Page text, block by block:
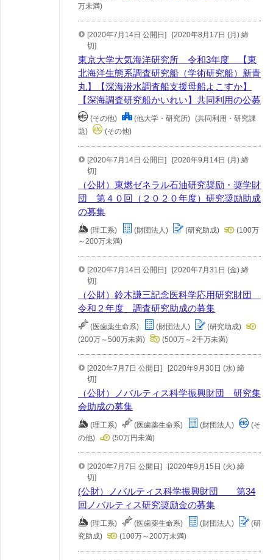
万未満)
[2020年7月14日 公開日]
[2020年8月17日 (月) 締
切]
東京大学大気海洋研究所 令和3年度 【東
北海洋生態系調査研究船（学術研究船）新青
丸】【深海潜水調査船支援母船よこすか】
【深海調査研究船かいれい】共同利用の公募
(その他) (他大学・研究所) (共同利用・研究課
題)
(その他)
[2020年7月14日 公開日]
[2020年9月14日 (月) 締
切]
（公財）東燃ゼネラル石油研究奨励・奨学財
団 第４０回（２０２０年度）研究奨励助成
の募集
(理工系) (財団法人) (研究助成)
(100万
～200万未満)
[2020年7月14日 公開日]
[2020年7月31日 (金) 締
切]
（公財）鈴木謙三記念医科学応用研究財団
令和２年度 調査研究助成の募集
(医歯薬生命系) (財団法人)
(研究助成)
(200万～500万未満)
(500万～2千万未満)
[2020年7月7日 公開日]
[2020年9月30日 (水) 締
切]
（公財）ノバルティス科学振興財団 研究集
会助成の募集
(理工系) (医歯薬生命系) (財団法人)
(そ
の他)
(50万円未満)
[2020年7月7日 公開日]
[2020年9月15日 (火) 締
切]
(公財）ノバルティス科学振興財団 第34
回ノバルティス研究奨励金の募集
(理工系) (医歯薬生命系) (財団法人)
(研
究助成)
(100万～200万未満)